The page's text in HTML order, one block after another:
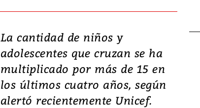
La cantidad de niños y
adolescentes que cruzan se ha
multiplicado por más de 15 en
los últimos cuatro años, según
alertó recientemente Unicef.
Video: Lula lanza su
candidatura con
promesas de inversión
en defensa, educación y
tierras raras